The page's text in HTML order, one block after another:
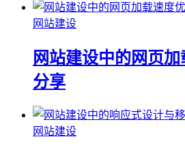
网站建设
网站建设中的网页
分享
网站建设